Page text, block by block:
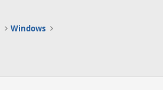
Windows